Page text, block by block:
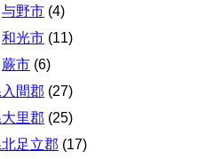
与野市 (4)
和光市 (11)
蕨市 (6)
間郡 (27)
里郡 (25)
足立郡 (17)